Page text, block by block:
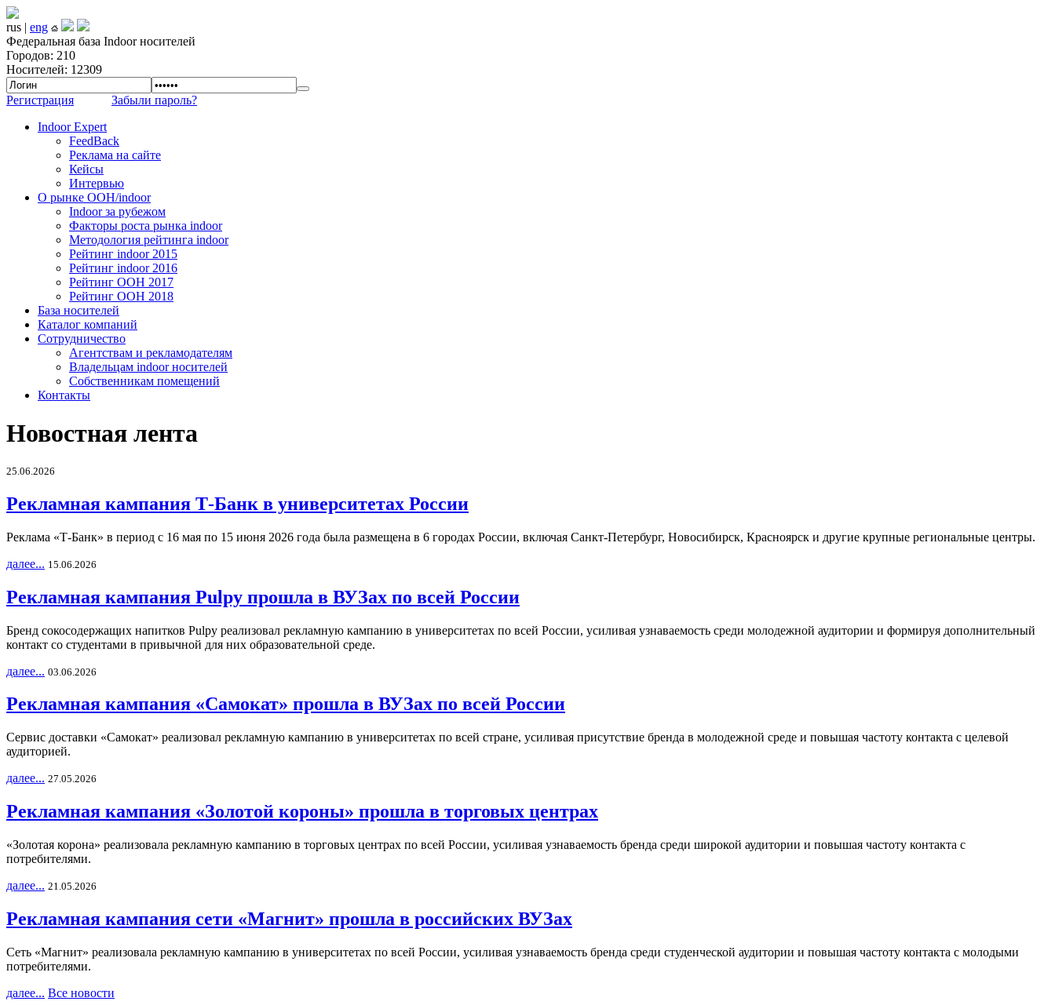
rus | eng
Федеральная база Indoor носителей
Городов: 210
Носителей: 12309
Регистрация
Забыли пароль?
Indoor Expert
FeedBack
Реклама на сайте
Кейсы
Интервью
О рынке OOH/indoor
Indoor за рубежом
Факторы роста рынка indoor
Методология рейтинга indoor
Рейтинг indoor 2015
Рейтинг indoor 2016
Рейтинг OOH 2017
Рейтинг OOH 2018
База носителей
Каталог компаний
Сотрудничество
Агентствам и рекламодателям
Владельцам indoor носителей
Собственникам помещений
Контакты
Новостная лента
25.06.2026
Рекламная кампания Т-Банк в университетах России
Реклама «Т-Банк» в период с 16 мая по 15 июня 2026 года была размещена в 6 городах России, включая Санкт-Петербург, Новосибирск, Красноярск и другие крупные региональные центры.
далее... 15.06.2026
Рекламная кампания Pulpy прошла в ВУЗах по всей России
Бренд сокосодержащих напитков Pulpy реализовал рекламную кампанию в университетах по всей России, усиливая узнаваемость среди молодежной аудитории и формируя дополнительный
контакт со студентами в привычной для них образовательной среде.
далее... 03.06.2026
Рекламная кампания «Самокат» прошла в ВУЗах по всей России
Сервис доставки «Самокат» реализовал рекламную кампанию в университетах по всей стране, усиливая присутствие бренда в молодежной среде и повышая частоту контакта с целевой
аудиторией.
далее... 27.05.2026
Рекламная кампания «Золотой короны» прошла в торговых центрах
«Золотая корона» реализовала рекламную кампанию в торговых центрах по всей России, усиливая узнаваемость бренда среди широкой аудитории и повышая частоту контакта с
потребителями.
далее... 21.05.2026
Рекламная кампания сети «Магнит» прошла в российских ВУЗах
Сеть «Магнит» реализовала рекламную кампанию в университетах по всей России, усиливая узнаваемость бренда среди студенческой аудитории и повышая частоту контакта с молодыми
потребителями.
далее... Все новости